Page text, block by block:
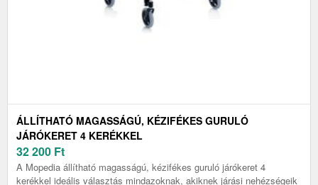
ÁLLÍTHATÓ MAGASSÁGÚ, KÉZIFÉKES GURULÓ
JÁRÓKERET 4 KERÉKKEL
32 200 Ft
A Mopedia állítható magasságú, kézifékes guruló járókeret 4
kerékkel ideális választás mindazoknak, akiknek járási nehézségeik